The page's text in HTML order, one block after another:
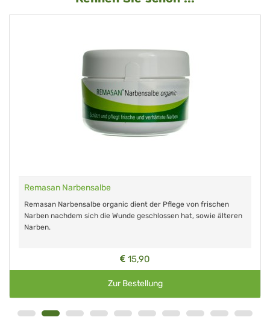
Remasan Narbensalbe
Remasan Narbensalbe organic dient der Pflege von frischen
Narben nachdem sich die Wunde geschlossen hat, sowie älteren
Narben.
15,90
Zur Bestellung